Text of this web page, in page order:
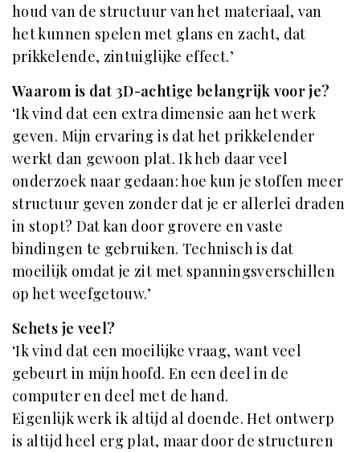
houd van de structuur van het materiaal, van
het kunnen spelen met glans en zacht, dat
prikkelende, zintuiglijke effect.’
Waarom is dat 3D-achtige belangrijk voor je?
‘Ik vind dat een extra dimensie aan het werk
geven. Mijn ervaring is dat het prikkelender
werkt dan gewoon plat. Ik heb daar veel
onderzoek naar gedaan: hoe kun je stoffen meer
structuur geven zonder dat je er allerlei draden
in stopt? Dat kan door grovere en vaste
bindingen te gebruiken. Technisch is dat
moeilijk omdat je zit met spanningsverschillen
op het weefgetouw.’
Schets je veel?
‘Ik vind dat een moeilijke vraag, want veel
gebeurt in mijn hoofd. En een deel in de
computer en deel met de hand.
Eigenlijk werk ik altijd al doende. Het ontwerp
is altijd heel erg plat, maar door de structuren